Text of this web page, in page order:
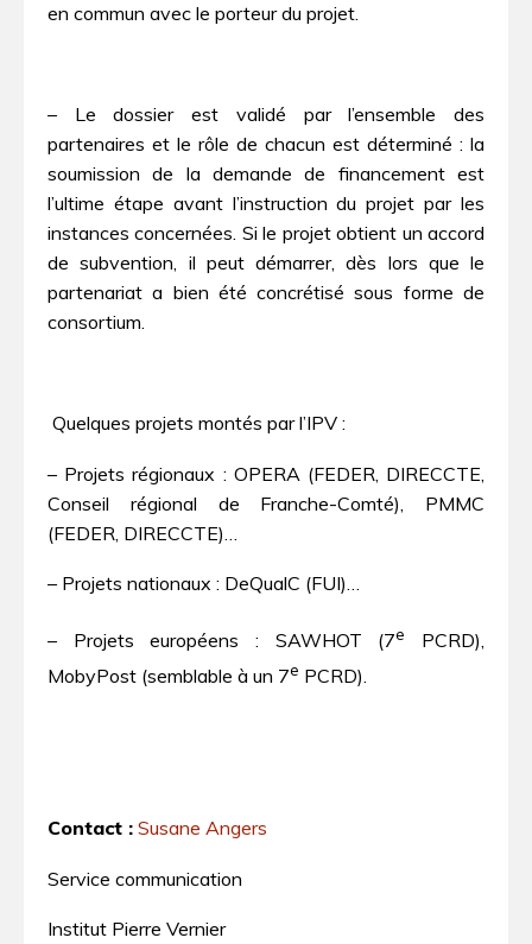
en commun avec le porteur du projet.
– Le dossier est validé par l’ensemble des
partenaires et le rôle de chacun est déterminé : la
soumission de la demande de financement est
l’ultime étape avant l’instruction du projet par les
instances concernées. Si le projet obtient un accord
de subvention, il peut démarrer, dès lors que le
partenariat a bien été concrétisé sous forme de
consortium.
Quelques projets montés par l’IPV :
– Projets régionaux : OPERA (FEDER, DIRECCTE,
Conseil régional de Franche-Comté), PMMC
(FEDER, DIRECCTE)…
– Projets nationaux : DeQualC (FUI)…
– Projets européens : SAWHOT (7e
PCRD),
MobyPost (semblable à un 7e PCRD).
Contact : Susane Angers
Service communication
Institut Pierre Vernier